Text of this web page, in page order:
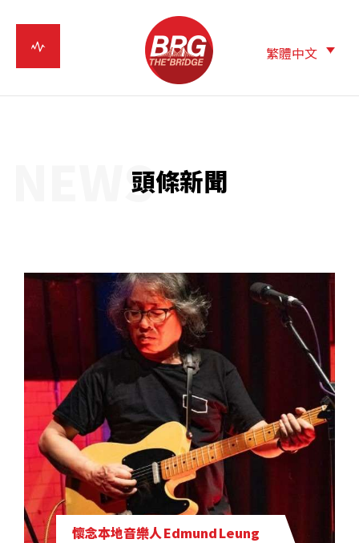
繁體中文
NEWS頭條新聞
懷念本地音樂人 Edmund Leung